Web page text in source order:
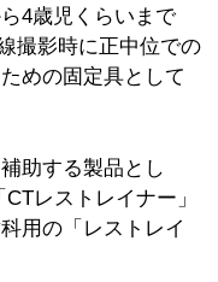
4歳児くらいまで
撮影時に正中位での
めの固定具として
助する製品とし
レストレイナー」
用の「レストレイ